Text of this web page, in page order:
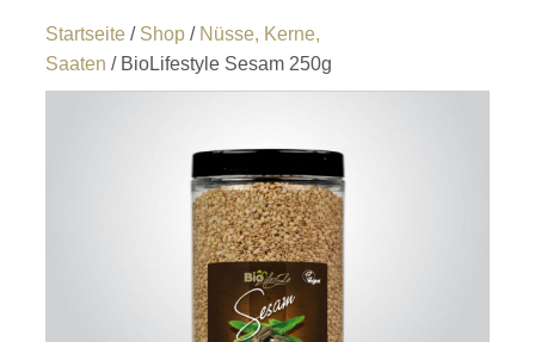
Startseite / Shop / Nüsse, Kerne,
Saaten / BioLifestyle Sesam 250g